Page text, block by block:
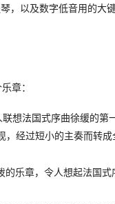
，以及数字低音用的大
章：
想法国式序曲徐缓的第
，经过短小的主奏而转
的乐章，令人想起法国